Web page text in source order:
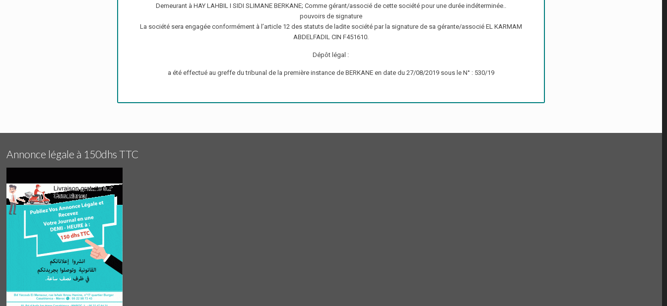
Demeurant à HAY LAHBIL I SIDI SLIMANE BERKANE; Comme gérant/associé de cette société pour une durée indéterminée..
pouvoirs de signature
La société sera engagée conformément à l’article 12 des statuts de ladite société par la signature de sa gérante/associé EL KARMAM
ABDELFADIL CIN F451610.
Dépôt légal :
a été effectué au greffe du tribunal de la première instance de BERKANE en date du 27/08/2019 sous le N° : 530/19
Annonce légale à 150dhs TTC